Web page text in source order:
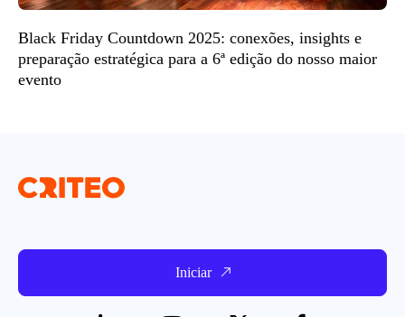
Black Friday Countdown 2025: conexões, insights e
preparação estratégica para a 6ª edição do nosso maior
evento
Iniciar